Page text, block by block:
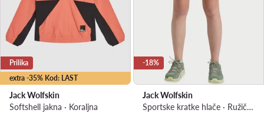
extra -35% Kod: LAST
Prilika
Jack Wolfskin
Softshell jakna · Koraljna
-18%
Jack Wolfskin
Sportske kratke hlače · Ružičasta